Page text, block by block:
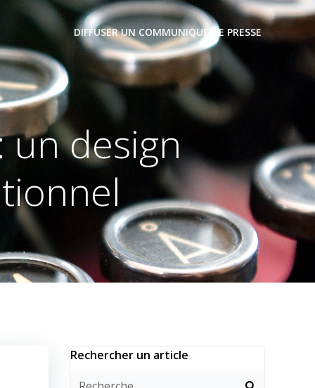
DIFFUSER UN COMMUNIQUÉ DE PRESSE
un design
Rechercher un article